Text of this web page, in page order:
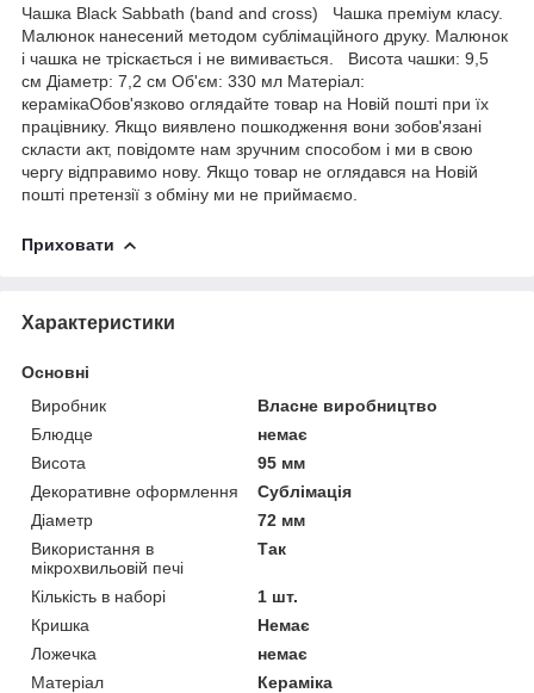
Чашка Black Sabbath (band and cross) Чашка преміум класу.
Малюнок нанесений методом сублімаційного друку. Малюнок
і чашка не тріскається і не вимивається. Висота чашки: 9,5
см Діаметр: 7,2 см Об'єм: 330 мл Матеріал:
керамікаОбов'язково оглядайте товар на Новій пошті при їх
працівнику. Якщо виявлено пошкодження вони зобов'язані
скласти акт, повідомте нам зручним способом і ми в свою
чергу відправимо нову. Якщо товар не оглядався на Новій
пошті претензії з обміну ми не приймаємо.
Приховати
Характеристики
Основні
Виробник
Власне виробництво
Блюдце
немає
Висота
95 мм
Декоративне оформлення
Сублімація
Діаметр
72 мм
Використання в
мікрохвильовій печі
Так
Кількість в наборі
1 шт.
Кришка
Немає
Ложечка
немає
Матеріал
Кераміка